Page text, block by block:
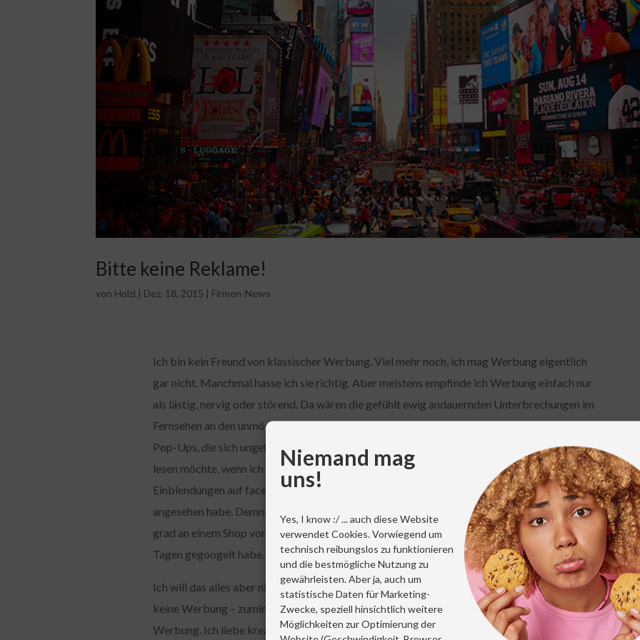
Niemand mag
uns!
Yes, I know :/ ... auch diese Website
verwendet Cookies. Vorwiegend um
technisch reibungslos zu funktionieren
und die bestmögliche Nutzung zu
gewährleisten. Aber ja, auch um
statistische Daten für Marketing-
Zwecke, speziell hinsichtlich weitere
Möglichkeiten zur Optimierung der
Bitte keine Reklame!
von Holzi | Dez. 18, 2015 | Firmen-News
Ich bin kein Freund von klassischer Werbung. Viel mehr noch, ich mag Werbung eigentlich
gar nicht. Manchmal hasse ich sie richtig. Aber meistens empfinde ich Werbung einfach nur
als lästig, nervig oder störend. Da wären die gefühlt ewig andauernden Unterbrechungen im
Fernsehen an den unmöglichsten Stellen eines Filmes oder einer Serie. Oder die zahlreichen
Pop-Ups, die sich ungefragt öffnen und über die gewünschten Inhalte legen, die ich gerade
lesen möchte, wenn ich auf eine Website komme. Oder die unzähligen Sponsored-Link-
Einblendungen auf facebook, unmittelbar nachdem ich mir auf Amazon etwas auch nur
angesehen habe. Demnächst soll mich mein Handy automatisch darauf hinweisen, dass ich
grad an einem Shop vorbei gehe, der genau das Produkt verkauft, wonach ich vor ein paar
Tagen gegoogelt habe.
Ich will das alles aber nicht. Ich weiß selbst, was ich will – behaupte ich. Und darum mag ich
keine Werbung – zumindest nicht auf diese penetrante Art und Weise. Ich mag allerdings gute
Werbung. Ich liebe kreative, unterhaltsame, überraschende Spots, die mich zum schmunzeln,